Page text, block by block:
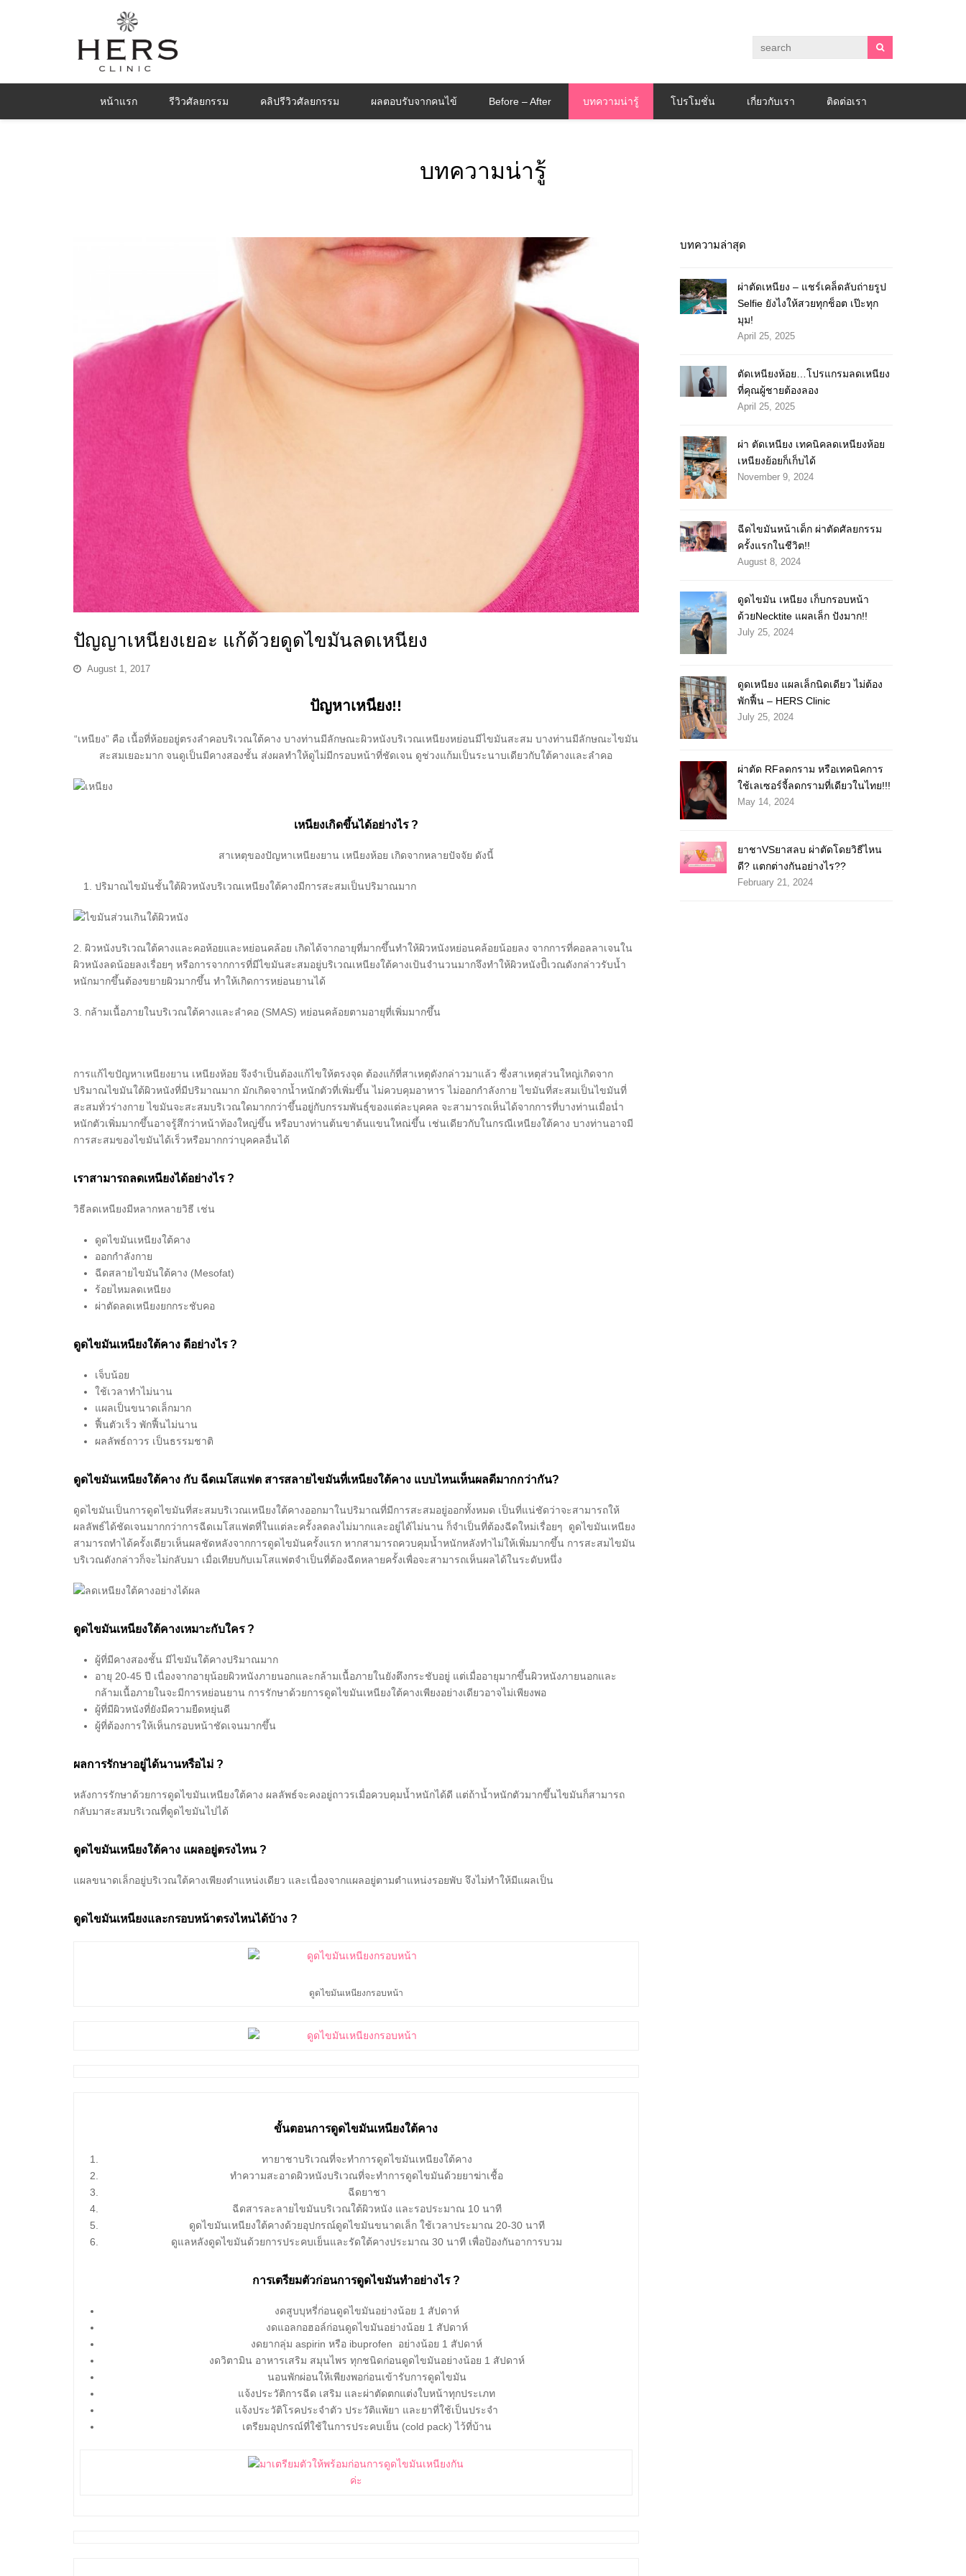
หน้าแรก รีวิวศัลยกรรม คลิปรีวิวศัลยกรรม ผลตอบรับจากคนไข้ Before – After บทความน่ารู้ โปรโมชั่น เกี่ยวกับเรา ติดต่อเรา
บทความน่ารู้
ปัญญาเหนียงเยอะ แก้ด้วยดูดไขมันลดเหนียง
August 1, 2017
ปัญหาเหนียง!!
“เหนียง” คือ เนื้อที่ห้อยอยู่ตรงลำคอบริเวณใต้คาง บางท่านมีลักษณะผิวหนังบริเวณเหนียงหย่อนมีไขมันสะสม บางท่านมีลักษณะไขมัน
สะสมเยอะมาก จนดูเป็นมีคางสองชั้น ส่งผลทำให้ดูไม่มีกรอบหน้าที่ชัดเจน ดูช่วงแก้มเป็นระนาบเดียวกับใต้คางและลำคอ
เหนียงเกิดขึ้นได้อย่างไร ?
สาเหตุของปัญหาเหนียงยาน เหนียงห้อย เกิดจากหลายปัจจัย ดังนี้
ปริมาณไขมันชั้นใต้ผิวหนังบริเวณเหนียงใต้คางมีการสะสมเป็นปริมาณมาก
2. ผิวหนังบริเวณใต้คางและคอห้อยและหย่อนคล้อย เกิดได้จากอายุที่มากขึ้นทำให้ผิวหนังหย่อนคล้อยน้อยลง จากการที่คอลลาเจนใน
ผิวหนังลดน้อยลงเรื่อยๆ หรือการจากการที่มีไขมันสะสมอยู่บริเวณเหนียงใต้คางเป้นจำนวนมากจึงทำให้ผิวหนังบีิเวณดังกล่าวรับน้ำ
หนักมากขึ้นต้องขยายผิวมากขึ้น ทำให้เกิดการหย่อนยานได้
3. กล้ามเนื้อภายในบริเวณใต้คางและลำคอ (SMAS) หย่อนคล้อยตามอายุที่เพิ่มมากขึ้น
การแก้ไขปัญหาเหนียงยาน เหนียงห้อย จึงจำเป็นต้องแก้ไขให้ตรงจุด ต้องแก้ที่สาเหตุดังกล่าวมาแล้ว ซึ่งสาเหตุส่วนใหญ่เกิดจาก
ปริมาณไขมันใต้ผิวหนังที่มีปริมาณมาก มักเกิดจากน้ำหนักตัวที่เพิ่มขึ้น ไม่ควบคุมอาหาร ไม่ออกกำลังกาย ไขมันที่สะสมเป็นไขมันที่
สะสมทั่วร่างกาย ไขมันจะสะสมบริเวณใดมากกว่าขึ้นอยู่กับกรรมพันธ์ุของแต่ละบุคคล จะสามารถเห็นได้จากการที่บางท่านเมื่อน่ำ
หนักตัวเพิ่มมากขึ้นอาจรู้สึกว่าหน้าท้องใหญ่ขึ้น หรือบางท่านต้นขาต้นแขนใหณ่ขึ้น เช่นเดียวกับในกรณีเหนียงใต้คาง บางท่านอาจมี
การสะสมของไขมันได้เร็วหรือมากกว่าบุคคลอื่นได้
เราสามารถลดเหนียงได้อย่างไร ?
วิธีลดเหนียงมีหลากหลายวิธี เช่น
ดูดไขมันเหนียงใต้คาง
ออกกำลังกาย
ฉีดสลายไขมันใต้คาง (Mesofat)
ร้อยไหมลดเหนียง
ผ่าตัดลดเหนียงยกกระชับคอ
ดูดไขมันเหนียงใต้คาง ดีอย่างไร ?
เจ็บน้อย
ใช้เวลาทำไม่นาน
แผลเป็นขนาดเล็กมาก
ฟื้นตัวเร็ว พักฟื้นไม่นาน
ผลลัพธ์ถาวร เป็นธรรมชาติ
ดูดไขมันเหนียงใต้คาง กับ ฉีดเมโสแฟต สารสลายไขมันที่เหนียงใต้คาง แบบไหนเห็นผลดีมากกว่ากัน?
ดูดไขมันเป็นการดูดไขมันที่สะสมบริเวณเหนียงใต้คางออกมาในปริมาณที่มีการสะสมอยู่ออกทั้งหมด เป็นที่แน่ชัดว่าจะสามารถให้
ผลลัพธ์ได้ชัดเจนมากกว่าการฉีดเมโสแฟตที่ในแต่ละครั้งลดลงไม่มากและอยู่ได้ไม่นาน ก็จำเป็นที่ต้องฉีดใหม่เรื่อยๆ ดูดไขมันเหนียง
สามารถทำได้ครั้งเดียวเห็นผลชัดหลังจากการดูดไขมันครั้งแรก หากสามารถควบคุมน้ำหนักหลังทำไม่ให้เพิ่มมากขึ้น การสะสมไขมัน
บริเวณดังกล่าวก็จะไม่กลับมา เมื่อเทียบกับเมโสแฟตจำเป็นที่ต้องฉีดหลายครั้งเพื่อจะสามารถเห็นผลได้ในระดับหนึ่ง
ดูดไขมันเหนียงใต้คางเหมาะกับใคร ?
ผู้ที่มีคางสองชั้น มีไขมันใต้คางปริมาณมาก
อายุ 20-45 ปี เนื่องจากอายุน้อยผิวหนังภายนอกและกล้ามเนื้อภายในยังตึงกระชับอยู่ แต่เมื่ออายุมากขึ้นผิวหนังภายนอกและ
กล้ามเนื้อภายในจะมีการหย่อนยาน การรักษาด้วยการดูดไขมันเหนียงใต้คางเพียงอย่างเดียวอาจไม่เพียงพอ
ผู้ที่มีผิวหนังที่ยังมีความยืดหยุ่นดี
ผู้ที่ต้องการให้เห็นกรอบหน้าชัดเจนมากขึ้น
ผลการรักษาอยู่ได้นานหรือไม่ ?
หลังการรักษาด้วยการดูดไขมันเหนียงใต้คาง ผลลัพธ์จะคงอยู่ถาวรเมื่อควบคุมน้ำหนักได้ดี แต่ถ้าน้ำหนักตัวมากขึ้นไขมันก็สามารถ
กลับมาสะสมบริเวณที่ดูดไขมันไปได้
ดูดไขมันเหนียงใต้คาง แผลอยู่ตรงไหน ?
แผลขนาดเล็กอยู่บริเวณใต้คางเพียงตำแหน่งเดียว และเนื่องจากแผลอยู่ตามตำแหน่งรอยพับ จึงไม่ทำให้มีแผลเป็น
ดูดไขมันเหนียงและกรอบหน้าตรงไหนได้บ้าง ?
ดูดไขมันเหนียงกรอบหน้า
ขั้นตอนการดูดไขมันเหนียงใต้คาง
ทายาชาบริเวณที่จะทำการดูดไขมันเหนียงใต้คาง
ทำความสะอาดผิวหนังบริเวณที่จะทำการดูดไขมันด้วยยาฆ่าเชื้อ
ฉีดยาชา
ฉีดสารละลายไขมันบริเวณใต้ผิวหนัง และรอประมาณ 10 นาที
ดูดไขมันเหนียงใต้คางด้วยอุปกรณ์ดูดไขมันขนาดเล็ก ใช้เวลาประมาณ 20-30 นาที
ดูแลหลังดูดไขมันด้วยการประคบเย็นและรัดใต้คางประมาณ 30 นาที เพื่อป้องกันอาการบวม
การเตรียมตัวก่อนการดูดไขมันทำอย่างไร ?
งดสูบบุหรี่ก่อนดูดไขมันอย่างน้อย 1 สัปดาห์
งดแอลกอฮอล์ก่อนดูดไขมันอย่างน้อย 1 สัปดาห์
งดยากลุ่ม aspirin หรือ ibuprofen
อย่างน้อย 1 สัปดาห์
งดวิตามิน อาหารเสริม สมุนไพร ทุกชนิดก่อนดูดไขมันอย่างน้อย 1 สัปดาห์
นอนพักผ่อนให้เพียงพอก่อนเข้ารับการดูดไขมัน
แจ้งประวัติการฉีด เสริม และผ่าตัดตกแต่งใบหน้าทุกประเภท
แจ้งประวัติโรคประจำตัว ประวัติแพ้ยา และยาที่ใช้เป็นประจำ
เตรียมอุปกรณ์ที่ใช้ในการประคบเย็น (cold pack) ไว้ที่บ้าน
บทความล่าสุด
ผ่าตัดเหนียง – แชร์เคล็ดลับถ่ายรูป
Selfie ยังไงให้สวยทุกช็อต เป๊ะทุก
มุม!
April 25, 2025
ตัดเหนียงห้อย…โปรแกรมลดเหนียง
ที่คุณผู้ชายต้องลอง
April 25, 2025
ผ่า ตัดเหนียง เทคนิคลดเหนียงห้อย
เหนียงย้อยก็เก็บได้
November 9, 2024
ฉีดไขมันหน้าเด็ก ผ่าตัดศัลยกรรม
ครั้งแรกในชีวิต!!
August 8, 2024
ดูดไขมัน เหนียง เก็บกรอบหน้า
ด้วยNecktite แผลเล็ก ปังมาก!!
July 25, 2024
ดูดเหนียง แผลเล็กนิดเดียว ไม่ต้อง
พักฟื้น – HERS Clinic
July 25, 2024
ผ่าตัด RFลดกราม หรือเทคนิคการ
ใช้เลเซอร์จี้ลดกรามที่เดียวในไทย!!!
May 14, 2024
ยาชาVSยาสลบ ผ่าตัดโดยวิธีไหน
ดี? แตกต่างกันอย่างไร??
February 21, 2024